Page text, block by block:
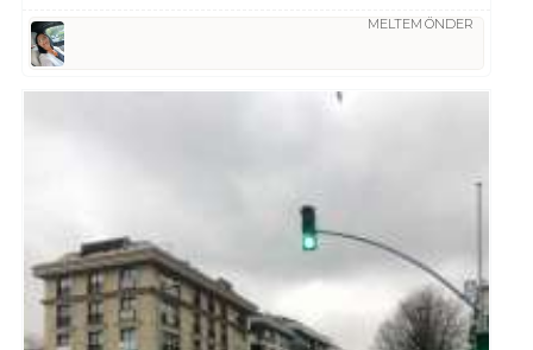
MELTEM ÖNDER